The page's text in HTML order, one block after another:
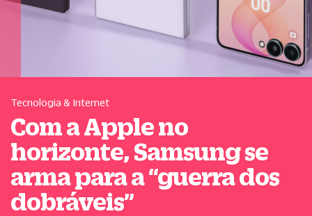
Tecnologia & Internet
Com a Apple no
horizonte, Samsung se
arma para a“guerra dos
dobráveis”